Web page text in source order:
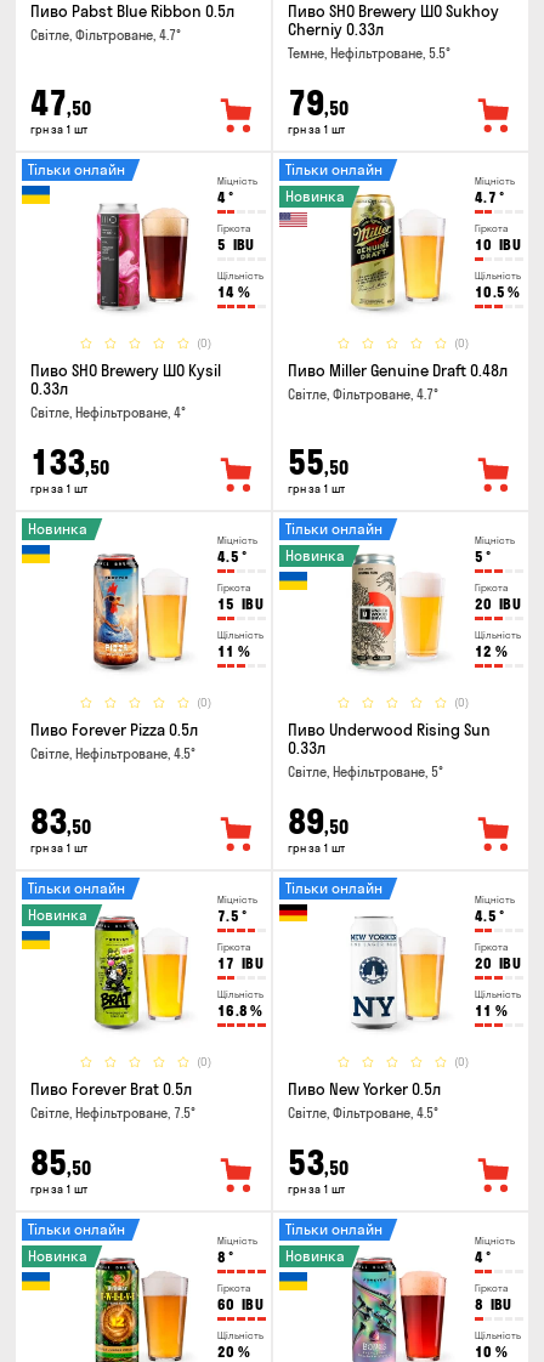
Пиво Pabst Blue Ribbon 0.5л
Світле, Фільтроване, 4.7°
47,50
грн за 1 шт
Пиво SHO Brewery ШО Sukhoy
Cherniy 0.33л
Темне, Нефільтроване, 5.5°
79,50
грн за 1 шт
Міцність
4°
Гіркота
5 IBU
Щільність
14 %
(0)
Тільки онлайн
Пиво SHO Brewery ШО Kysil
0.33л
Світле, Нефільтроване, 4°
133,50
грн за 1 шт
Міцність
4.7 °
Гіркота
10 IBU
Щільність
10.5 %
(0)
Тільки онлайн
Новинка
Пиво Miller Genuine Draft 0.48л
Світле, Фільтроване, 4.7°
55,50
грн за 1 шт
Міцність
4.5 °
Гіркота
15 IBU
Щільність
11 %
(0)
Новинка
Пиво Forever Pizza 0.5л
Світле, Нефільтроване, 4.5°
83,50
грн за 1 шт
Міцність
5 °
Гіркота
20 IBU
Щільність
12 %
(0)
Тільки онлайн
Новинка
Пиво Underwood Rising Sun
0.33л
Світле, Нефільтроване, 5°
89,50
грн за 1 шт
Міцність
7.5 °
Гіркота
17 IBU
Щільність
16.8 %
(0)
Тільки онлайн
Новинка
Пиво Forever Brat 0.5л
Світле, Нефільтроване, 7.5°
85,50
грн за 1 шт
Міцність
4.5 °
Гіркота
20 IBU
Щільність
11 %
(0)
Тільки онлайн
Пиво New Yorker 0.5л
Світле, Фільтроване, 4.5°
53,50
грн за 1 шт
Міцність
8 °
Гіркота
60 IBU
Щільність
20 %
Тільки онлайн
Новинка
Міцність
4°
Гіркота
8 IBU
Щільність
10 %
Тільки онлайн
Новинка